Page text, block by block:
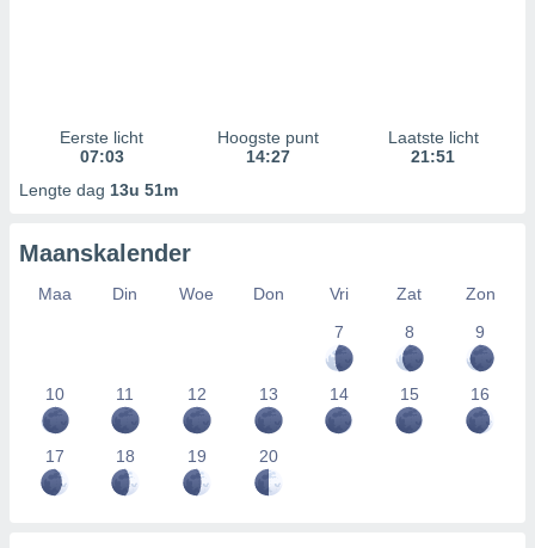
Eerste licht
07:03
Hoogste punt
14:27
Laatste licht
21:51
Lengte dag 13u 51m
Maanskalender
Maa Din Woe Don Vri Zat
Zon
7
8 9
10 11 12 13 14 15 16
17 18 19 20